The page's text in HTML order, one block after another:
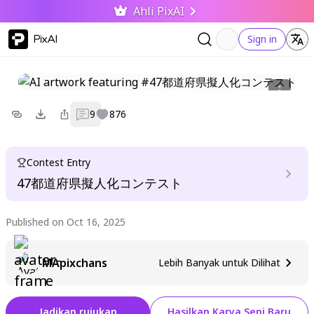
Ahli PixAI
PixAI Sign in
9 876
Contest Entry
47都道府県擬人化コンテスト
Published on Oct 16, 2025
MApixchans Lebih Banyak untuk Dilihat